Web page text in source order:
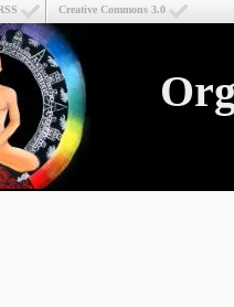
Creative Commons 3.0